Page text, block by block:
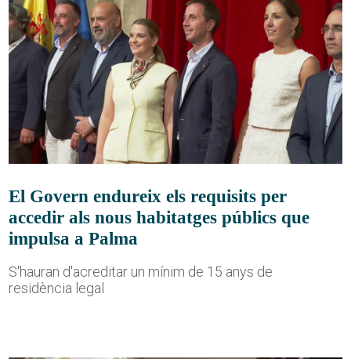
El Govern endureix els requisits per
accedir als nous habitatges públics que
impulsa a Palma
S'hauran d'acreditar un mínim de 15 anys de
residència legal